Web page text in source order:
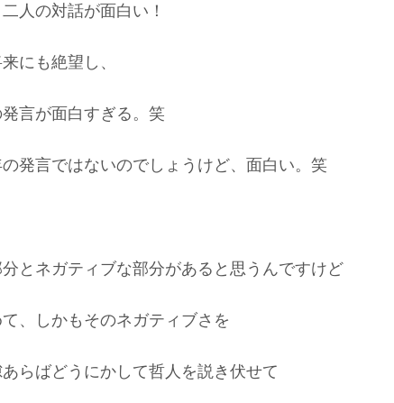
人の対話が面白い！
にも絶望し、
言が面白すぎる。笑
発言ではないのでしょうけど、面白い。笑
とネガティブな部分があると思うんですけど
、しかもそのネガティブさを
らばどうにかして哲人を説き伏せて